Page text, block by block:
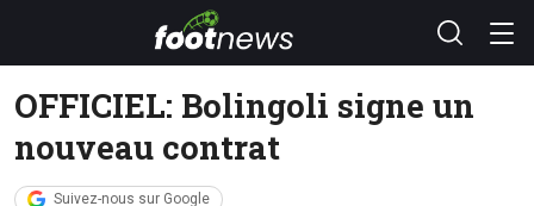
OFFICIEL: Bolingoli signe un
nouveau contrat
Suivez-nous sur Google